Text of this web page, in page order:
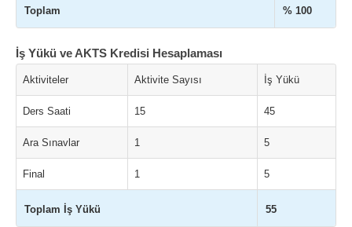
Toplam % 100
İş Yükü ve AKTS Kredisi Hesaplaması
Aktiviteler Aktivite Sayısı İş Yükü
Ders Saati 15 45
Ara Sınavlar 1 5
Final 1 5
Toplam İş Yükü 55